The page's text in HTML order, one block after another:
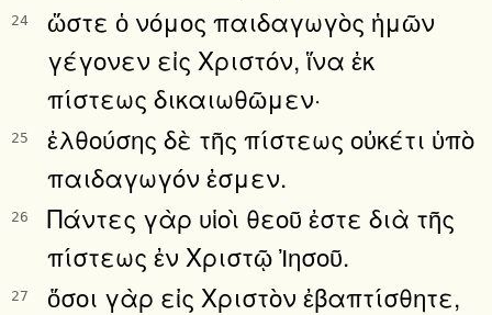
24
ὥστε ὁ νόμος παιδαγωγὸς ἡμῶν
γέγονεν εἰς Χριστόν, ἵνα ἐκ
πίστεως δικαιωθῶμεν·
25
ἐλθούσης δὲ τῆς πίστεως οὐκέτι ὑπὸ
παιδαγωγόν ἐσμεν.
26
Πάντες γὰρ υἱοὶ θεοῦ ἐστε διὰ τῆς
πίστεως ἐν Χριστῷ Ἰησοῦ.
27
ὅσοι γὰρ εἰς Χριστὸν ἐβαπτίσθητε,